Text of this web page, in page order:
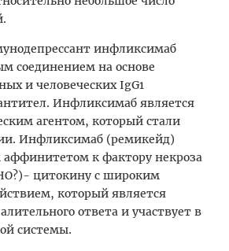
инфликсимаб
соединением на основе
и человеческих IgG1
Инфликсимаб является
агентом, который стали
Инфликсимаб (ремикейд)
аффинитетом к фактору некроза
цитокину с широким
который является
ответа и участвует в
системы.